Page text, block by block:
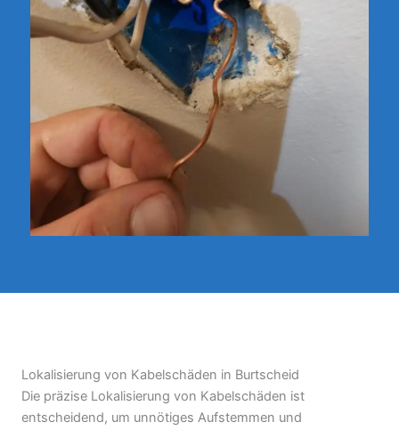
Lokalisierung von Kabelschäden in Burtscheid
Die präzise Lokalisierung von Kabelschäden ist
entscheidend, um unnötiges Aufstemmen und